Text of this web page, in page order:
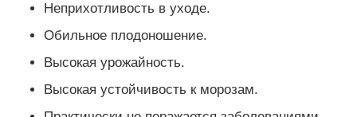
Неприхотливость в уходе.
Обильное плодоношение.
Высокая урожайность.
Высокая устойчивость к морозам.